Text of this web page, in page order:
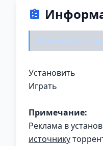
Установка и
Установить
Играть
Примечание:
Реклама в
источнику